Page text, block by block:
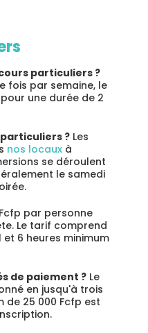
particuliers ?
fois par semaine, le
une durée de 2
?Les
nos locauxà
se déroulent
le samedi
par personne
Le tarif comprend
6 heures minimum
de paiement ?Le
en jusqu'à trois
de 25 000 Fcfp est